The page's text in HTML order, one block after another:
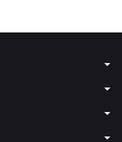
arrow_drop_down
arrow_drop_down
arrow_drop_down
arrow_drop_down